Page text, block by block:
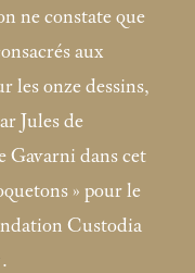
ne constate que
aux
les onze dessins,
Jules de
Gavarni dans cet
» pour le
Custodia
.